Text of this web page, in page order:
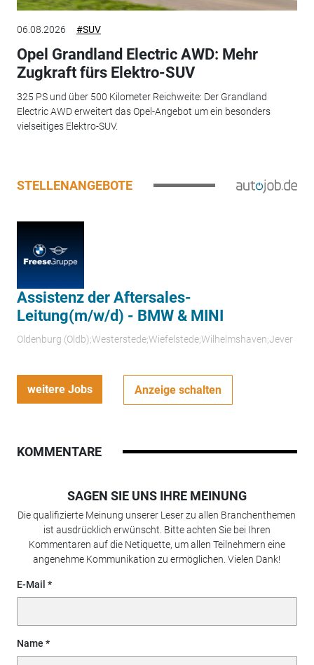
06.08.2026 #SUV
Opel Grandland Electric AWD: Mehr
Zugkraft fürs Elektro-SUV
325 PS und über 500 Kilometer Reichweite: Der Grandland
Electric AWD erweitert das Opel-Angebot um ein besonders
vielseitiges Elektro-SUV.
STELLENANGEBOTE
Assistenz der Aftersales-
Leitung(m/w/d) - BMW & MINI
Oldenburg (Oldb);Westerstede;Wiefelstede;Wilhelmshaven;Jever
weitere Jobs Anzeige schalten
KOMMENTARE
SAGEN SIE UNS IHRE MEINUNG
Die qualifizierte Meinung unserer Leser zu allen Branchenthemen
ist ausdrücklich erwünscht. Bitte achten Sie bei Ihren
Kommentaren auf die Netiquette, um allen Teilnehmern eine
angenehme Kommunikation zu ermöglichen. Vielen Dank!
E-Mail
Name